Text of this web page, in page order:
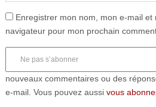
Enregistrer mon nom, mon e-mail et
navigateur pour mon prochain
nouveaux commentaires ou des
e-mail. Vous pouvez aussi vous